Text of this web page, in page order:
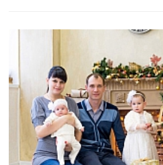
СПРАВКА
КАМЕРЫ
КОНКУРСЫ
СТАТЬИ
ГОЛОСОВАНИЯ
ПРЕДЛОЖИТЬ НОВОСТЬ